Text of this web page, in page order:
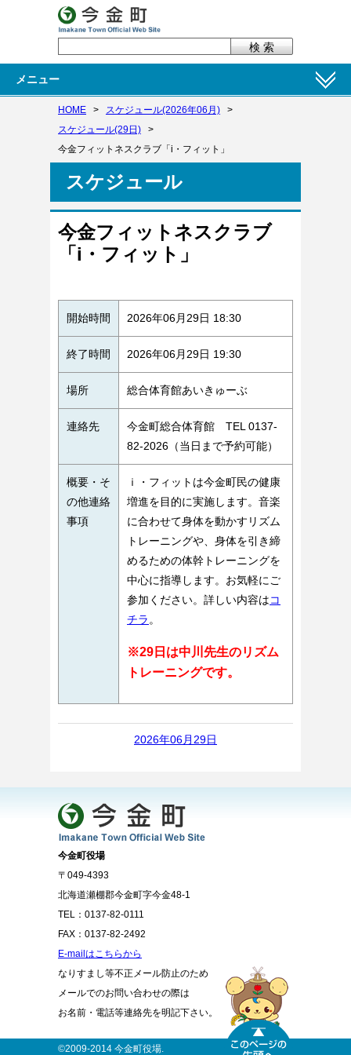
メニュー
HOME > スケジュール(2026年06月)
>
スケジュール(29日)
>
今金フィットネスクラブ「i・フィット」
スケジュール
今金フィットネスクラブ
「i・フィット」
開始時間 2026年06月29日 18:30
終了時間 2026年06月29日 19:30
場所 総合体育館あいきゅーぶ
連絡先
今金町総合体育館 TEL 0137-
82-2026（当日まで予約可能）
概要・そ
の他連絡
事項
ｉ・フィットは今金町民の健康
増進を目的に実施します。音楽
に合わせて身体を動かすリズム
トレーニングや、身体を引き締
めるための体幹トレーニングを
中心に指導します。お気軽にご
参加ください。詳しい内容はコ
チラ 。
※29日は中川先生のリズム
トレーニングです。
2026年06月29日
今金町役場
〒049-4393
北海道瀬棚郡今金町字今金48-1
TEL：0137-82-0111
FAX：0137-82-2492
E-mailはこちらから
なりすまし等不正メール防止のため
メールでのお問い合わせの際は
お名前・電話等連絡先を明記下さい。
©2009-2014 今金町役場.